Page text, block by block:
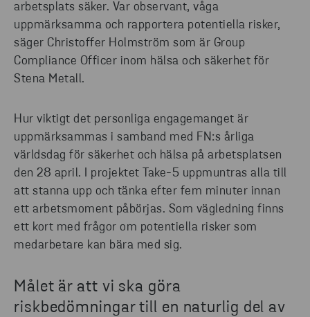
arbetsplats säker. Var observant, våga
uppmärksamma och rapportera potentiella risker,
säger Christoffer Holmström som är Group
Compliance Officer inom hälsa och säkerhet för
Stena Metall.
Hur viktigt det personliga engagemanget är
uppmärksammas i samband med FN:s årliga
världsdag för säkerhet och hälsa på arbetsplatsen
den 28 april. I projektet Take-5 uppmuntras alla till
att stanna upp och tänka efter fem minuter innan
ett arbetsmoment påbörjas. Som vägledning finns
ett kort med frågor om potentiella risker som
medarbetare kan bära med sig.
Målet är att vi ska göra
riskbedömningar till en naturlig del av